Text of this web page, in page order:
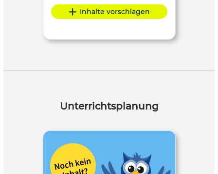
Inhalte vorschlagen
Unterrichtsplanung